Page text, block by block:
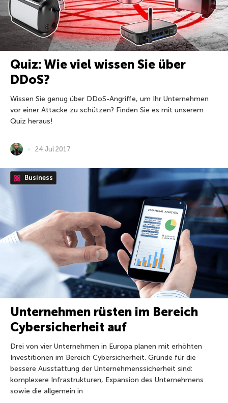
Quiz: Wie viel wissen Sie über
DDoS?
Wissen Sie genug über DDoS-Angriffe, um Ihr Unternehmen
vor einer Attacke zu schützen? Finden Sie es mit unserem
Quiz heraus!
24 Jul 2017
Business
Unternehmen rüsten im Bereich
Cybersicherheit auf
Drei von vier Unternehmen in Europa planen mit erhöhten
Investitionen im Bereich Cybersicherheit. Gründe für die
bessere Ausstattung der Unternehmenssicherheit sind:
komplexere Infrastrukturen, Expansion des Unternehmens
sowie die allgemein in